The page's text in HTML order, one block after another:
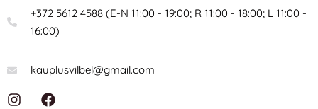
+372 5612 4588 (E-N 11:00 - 19:00; R 11:00 - 18:00; L 11:00 -
16:00)
kauplusvilbel@gmail.com
I
F